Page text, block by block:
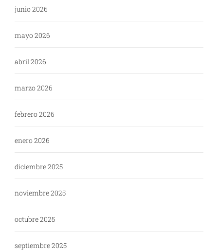
junio 2026
mayo 2026
abril 2026
marzo 2026
febrero 2026
enero 2026
diciembre 2025
noviembre 2025
octubre 2025
septiembre 2025